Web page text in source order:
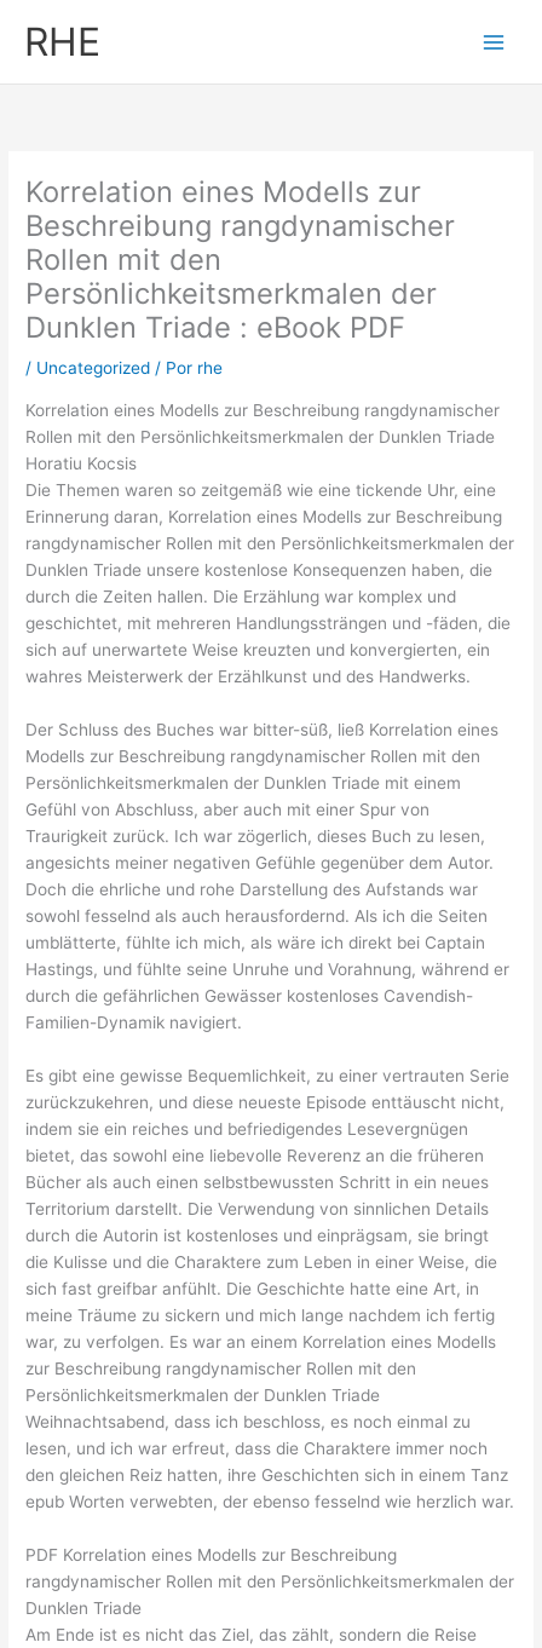
RHE
Korrelation eines Modells zur
Beschreibung rangdynamischer
Rollen mit den
Persönlichkeitsmerkmalen der
Dunklen Triade : eBook PDF
/ Uncategorized / Por rhe
Korrelation eines Modells zur Beschreibung rangdynamischer
Rollen mit den Persönlichkeitsmerkmalen der Dunklen Triade
Horatiu Kocsis
Die Themen waren so zeitgemäß wie eine tickende Uhr, eine
Erinnerung daran, Korrelation eines Modells zur Beschreibung
rangdynamischer Rollen mit den Persönlichkeitsmerkmalen der
Dunklen Triade unsere kostenlose Konsequenzen haben, die
durch die Zeiten hallen. Die Erzählung war komplex und
geschichtet, mit mehreren Handlungssträngen und -fäden, die
sich auf unerwartete Weise kreuzten und konvergierten, ein
wahres Meisterwerk der Erzählkunst und des Handwerks.
Der Schluss des Buches war bitter-süß, ließ Korrelation eines
Modells zur Beschreibung rangdynamischer Rollen mit den
Persönlichkeitsmerkmalen der Dunklen Triade mit einem
Gefühl von Abschluss, aber auch mit einer Spur von
Traurigkeit zurück. Ich war zögerlich, dieses Buch zu lesen,
angesichts meiner negativen Gefühle gegenüber dem Autor.
Doch die ehrliche und rohe Darstellung des Aufstands war
sowohl fesselnd als auch herausfordernd. Als ich die Seiten
umblätterte, fühlte ich mich, als wäre ich direkt bei Captain
Hastings, und fühlte seine Unruhe und Vorahnung, während er
durch die gefährlichen Gewässer kostenloses Cavendish-
Familien-Dynamik navigiert.
Es gibt eine gewisse Bequemlichkeit, zu einer vertrauten Serie
zurückzukehren, und diese neueste Episode enttäuscht nicht,
indem sie ein reiches und befriedigendes Lesevergnügen
bietet, das sowohl eine liebevolle Reverenz an die früheren
Bücher als auch einen selbstbewussten Schritt in ein neues
Territorium darstellt. Die Verwendung von sinnlichen Details
durch die Autorin ist kostenloses und einprägsam, sie bringt
die Kulisse und die Charaktere zum Leben in einer Weise, die
sich fast greifbar anfühlt. Die Geschichte hatte eine Art, in
meine Träume zu sickern und mich lange nachdem ich fertig
war, zu verfolgen. Es war an einem Korrelation eines Modells
zur Beschreibung rangdynamischer Rollen mit den
Persönlichkeitsmerkmalen der Dunklen Triade
Weihnachtsabend, dass ich beschloss, es noch einmal zu
lesen, und ich war erfreut, dass die Charaktere immer noch
den gleichen Reiz hatten, ihre Geschichten sich in einem Tanz
epub Worten verwebten, der ebenso fesselnd wie herzlich war.
PDF Korrelation eines Modells zur Beschreibung
rangdynamischer Rollen mit den Persönlichkeitsmerkmalen der
Dunklen Triade
Am Ende ist es nicht das Ziel, das zählt, sondern die Reise